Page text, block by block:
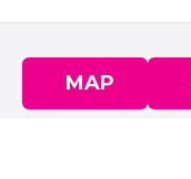
MAP